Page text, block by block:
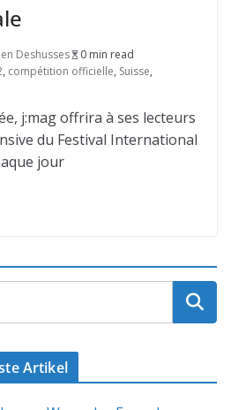
Deshusses
0 min read
, compétition officielle, Suisse,
j:mag offrira à ses lecteurs
du Festival International
jour
Artikel